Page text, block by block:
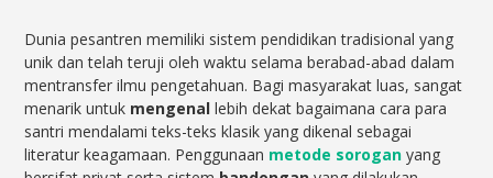
Dunia pesantren memiliki sistem pendidikan tradisional yang
unik dan telah teruji oleh waktu selama berabad-abad dalam
mentransfer ilmu pengetahuan. Bagi masyarakat luas, sangat
menarik untuk mengenal lebih dekat bagaimana cara para
santri mendalami teks-teks klasik yang dikenal sebagai
literatur keagamaan. Penggunaan metode sorogan yang